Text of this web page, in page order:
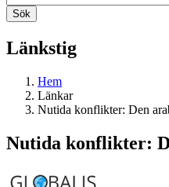
Länkstig
Hem
Länkar
Nutida konflikter: Den
Nutida konflikter: